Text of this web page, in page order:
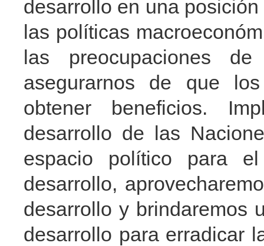
desarrollo en una
las políticas
las preocupaciones
asegurarnos de que
obtener beneficios.
desarrollo de las
espacio político para
desarrollo,
desarrollo y brindaremos
desarrollo para erradicar